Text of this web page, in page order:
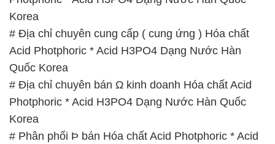
# Địa chỉ chuyên bán Ω kinh doanh Hóa chất Acid
Photphoric * Acid H3PO4 Dạng Nước Hàn Quốc
Korea
# Phân phối Þ bán Hóa chất Acid Photphoric * Acid
H3PO4 Dạng Nước Hàn Quốc Korea
# Nơi phân phối | bán Hóa chất Acid Photphoric *
Acid H3PO4 Dạng Nước Hàn Quốc Korea